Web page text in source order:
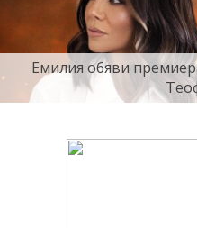
Емилия обяви